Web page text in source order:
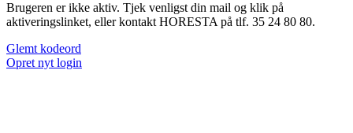
Brugeren er ikke aktiv. Tjek venligst din mail og klik på
aktiveringslinket, eller kontakt HORESTA på tlf. 35 24 80 80.
Glemt kodeord
Opret nyt login